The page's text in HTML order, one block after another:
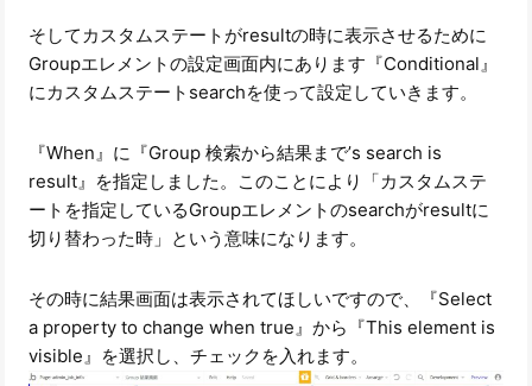
そしてカスタムステートがresultの時に表示させるために
Groupエレメントの設定画面内にあります『Conditional』
にカスタムステートsearchを使って設定していきます。
『When』に『Group 検索から結果まで’s search is
result』を指定しました。このことにより「カスタムステ
ートを指定しているGroupエレメントのsearchがresultに
切り替わった時」という意味になります。
その時に結果画面は表示されてほしいですので、『Select
a property to change when true』から『This element is
visible』を選択し、チェックを入れます。